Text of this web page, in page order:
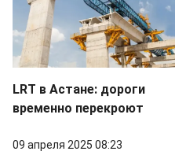
LRT в Астане: дороги
временно перекроют
09 апреля 2025 08:23